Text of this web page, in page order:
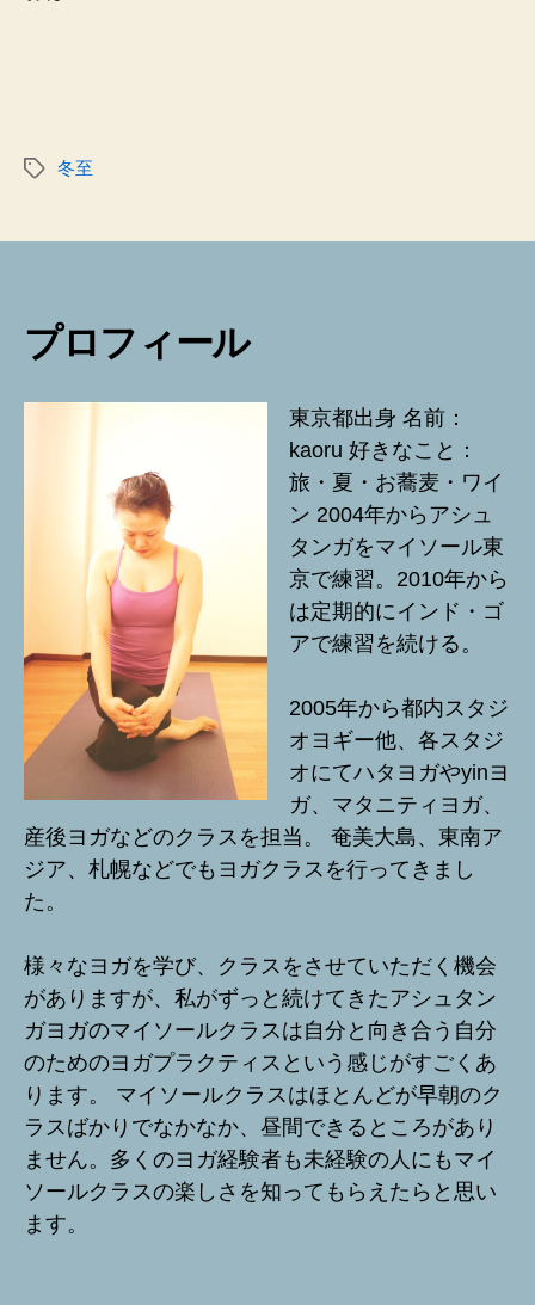
タ
冬至
プロフィール
東京都出身 名前：
kaoru 好きなこと：
旅・夏・お蕎麦・ワイ
ン 2004年からアシュ
タンガをマイソール東
京で練習。2010年から
は定期的にインド・ゴ
アで練習を続ける。
2005年から都内スタジ
オヨギー他、各スタジ
オにてハタヨガやyinヨ
ガ、マタニティヨガ、
産後ヨガなどのクラスを担当。 奄美大島、東南ア
ジア、札幌などでもヨガクラスを行ってきまし
た。
様々なヨガを学び、クラスをさせていただく機会
がありますが、私がずっと続けてきたアシュタン
ガヨガのマイソールクラスは自分と向き合う自分
のためのヨガプラクティスという感じがすごくあ
ります。 マイソールクラスはほとんどが早朝のク
ラスばかりでなかなか、昼間できるところがあり
ません。多くのヨガ経験者も未経験の人にもマイ
ソールクラスの楽しさを知ってもらえたらと思い
ます。